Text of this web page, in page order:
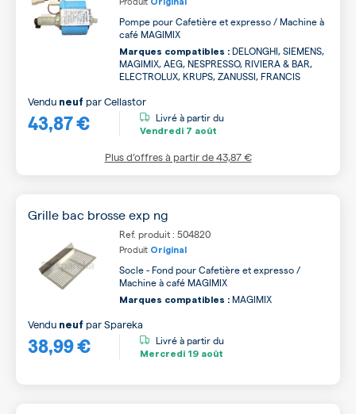
Original
Pompe pour Cafetière et expresso / Machine à
café MAGIMIX
Marques compatibles : DELONGHI, SIEMENS,
MAGIMIX, AEG, NESPRESSO, RIVIERA & BAR,
ELECTROLUX, KRUPS, ZANUSSI, FRANCIS
43,87 €
Vendu neuf parCellastor
Livré à partir du
Vendredi 7 août
Plus d’offres à partir de43,87 €
Grille bac brosse exp ng
Ref. produit : 504820
Produit Original
Socle - Fond pour Cafetière et expresso /
Machine à café MAGIMIX
Marques compatibles : MAGIMIX
38,99 €
Vendu neuf parSpareka
Livré à partir du
Mercredi 19 août